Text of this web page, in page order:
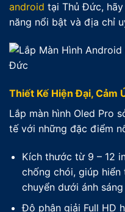
android tại Thủ Đức,
năng nổi bật và địa chỉ
Thiết Kế Hiện Đại, Cảm
Lắp màn hình Oled Pro
tế với những đặc điểm
Kích thước từ 9 – 12
chống chói, giúp
chuyển dưới ánh sáng
Độ phân giải Full HD